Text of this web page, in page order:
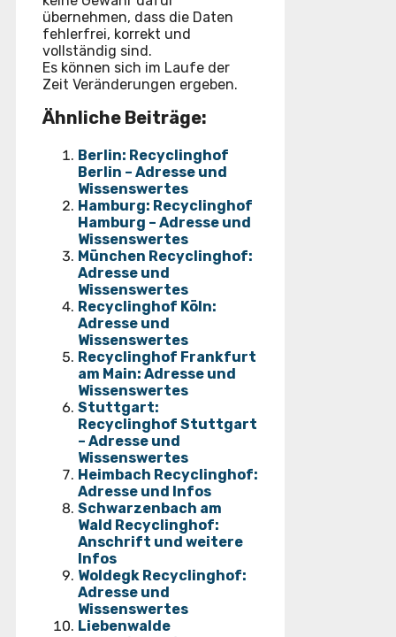
übernehmen, dass die Daten
fehlerfrei, korrekt und
vollständig sind.
Es können sich im Laufe der
Zeit Veränderungen ergeben.
Ähnliche Beiträge:
Berlin: Recyclinghof
Berlin – Adresse und
Wissenswertes
Hamburg: Recyclinghof
Hamburg – Adresse und
Wissenswertes
München Recyclinghof:
Adresse und
Wissenswertes
Recyclinghof Köln:
Adresse und
Wissenswertes
Recyclinghof Frankfurt
am Main: Adresse und
Wissenswertes
Stuttgart:
Recyclinghof Stuttgart
– Adresse und
Wissenswertes
Heimbach Recyclinghof:
Adresse und Infos
Schwarzenbach am
Wald Recyclinghof:
Anschrift und weitere
Infos
Woldegk Recyclinghof:
Adresse und
Wissenswertes
Liebenwalde